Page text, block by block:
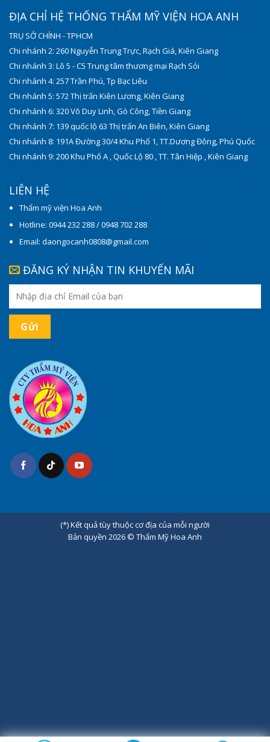
ĐỊA CHỈ HỆ THỐNG THẨM MỸ VIỆN HOA ANH
TRỤ SỞ CHÍNH - TPHCM
Chi nhánh 2: 260 Nguyễn Trung Trực, Rạch Giá, Kiên Giang
Chi nhánh 3: Lô 5 - C5 Trung tâm thương mại Rạch Sỏi
Chi nhánh 4: 257 Trần Phú, Tp Bạc Liêu
Chi nhánh 5: 572 Thị trấn Kiên Lương, Kiên Giang
Chi nhánh 6: 320 Võ Duy Linh, Gò Công, Tiền Giang
Chi nhánh 7: 139 quốc lộ 63 Thị trấn An Biên, Kiên Giang
Chi nhánh 8: 191A Đường 30/4 Khu Phố 1, TT.Dương Đông, Phú Quốc
Chi nhánh 9: 200 Khu Phố A , Quốc Lộ 80 , TT. Tân Hiệp , Kiên Giang
LIÊN HỆ
Thẩm mỹ viện Hoa Anh
Hotline: 0944 232 288 / 0948 702 288
Email: daongocanh0808@gmail.com
ĐĂNG KÝ NHẬN TIN KHUYẾN MÃI
(*) Kết quả tùy thuộc cơ địa của mỗi người
Bản quyền 2026 © Thẩm Mỹ Hoa Anh